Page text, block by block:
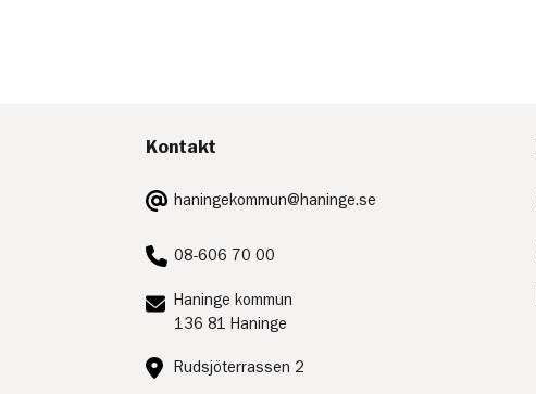
Kontakt
E-
post:
haningekommun@haninge.se
Telefon:
08-606 70 00
Postadress:
Haninge kommun
136 81 Haninge
Besöksadress:
Rudsjöterrassen 2